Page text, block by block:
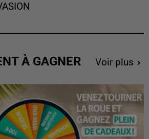
À GAGNER Voir plus